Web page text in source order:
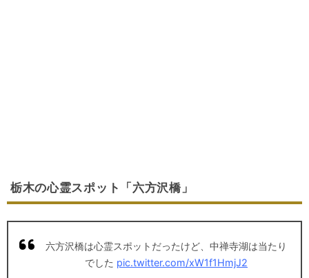
栃木の心霊スポット「六方沢橋」
六方沢橋は心霊スポットだったけど、中禅寺湖は当たり
でした pic.twitter.com/xW1f1HmjJ2